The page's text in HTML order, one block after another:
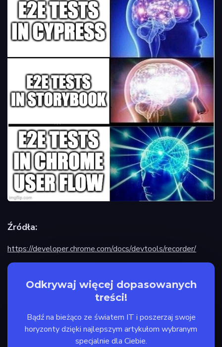
Źródła:
https://developer.chrome.com/docs/devtools/recorder/
Odkrywaj więcej dopasowanych
treści!
Bądź na bieżąco ze światem IT i poszerzaj swoje
horyzonty dzięki najlepszym artykułom wybranym
specjalnie dla Ciebie.